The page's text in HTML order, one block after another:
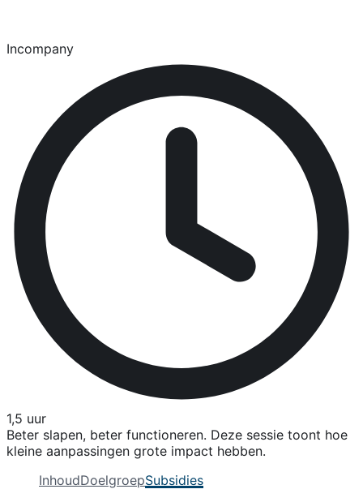
Incompany
1,5 uur
Beter slapen, beter functioneren. Deze sessie toont hoe
kleine aanpassingen grote impact hebben.
InhoudDoelgroepSubsidies